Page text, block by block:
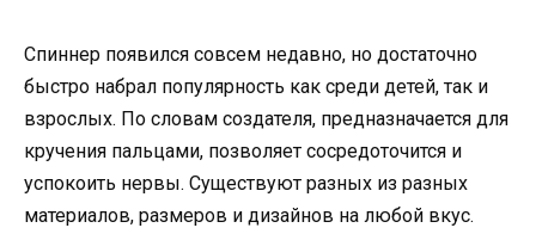
Спиннер появился совсем недавно, но достаточно
быстро набрал популярность как среди детей, так и
взрослых. По словам создателя, предназначается для
кручения пальцами, позволяет сосредоточится и
успокоить нервы. Существуют разных из разных
материалов, размеров и дизайнов на любой вкус.